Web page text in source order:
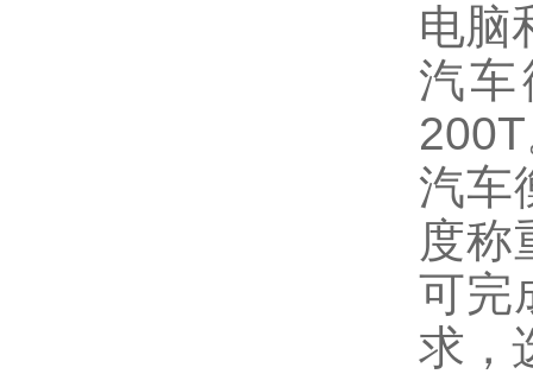
电脑
汽
200T
汽车
度称
可完
求，